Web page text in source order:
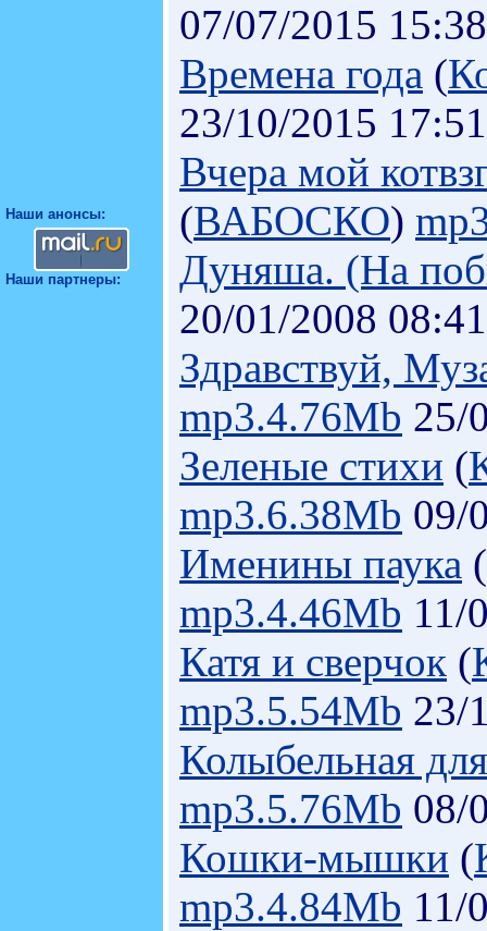
Наши анонсы:
Наши партнеры:
07/07/2015 15:38
Времена года (
23/10/2015 17:51
Вчера мой
(ВАБОСКО)
Дуняша. (На
20/01/2008 08:41
Здравствуй,
mp3.4.76Mb 25/
Зеленые стихи (
mp3.6.38Mb 09/
Именины паука (
mp3.4.46Mb 11/
Катя и сверчок (
mp3.5.54Mb 23/
Колыбельная
mp3.5.76Mb 08/
Кошки-мышки (
mp3.4.84Mb 11/